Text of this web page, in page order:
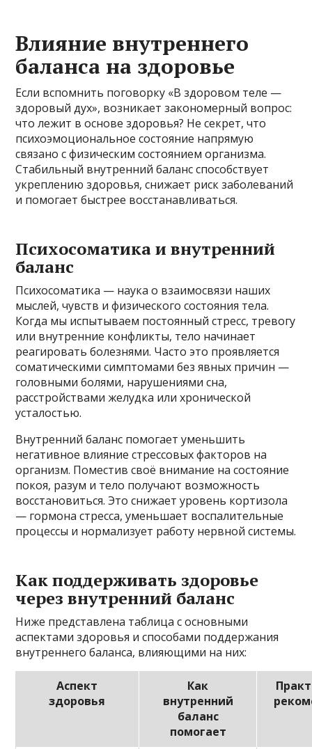
Влияние внутреннего
баланса на здоровье
Если вспомнить поговорку «В здоровом теле —
здоровый дух», возникает закономерный вопрос:
что лежит в основе здоровья? Не секрет, что
психоэмоциональное состояние напрямую
связано с физическим состоянием организма.
Стабильный внутренний баланс способствует
укреплению здоровья, снижает риск заболеваний
и помогает быстрее восстанавливаться.
Психосоматика и внутренний
баланс
Психосоматика — наука о взаимосвязи наших
мыслей, чувств и физического состояния тела.
Когда мы испытываем постоянный стресс, тревогу
или внутренние конфликты, тело начинает
реагировать болезнями. Часто это проявляется
соматическими симптомами без явных причин —
головными болями, нарушениями сна,
расстройствами желудка или хронической
усталостью.
Внутренний баланс помогает уменьшить
негативное влияние стрессовых факторов на
организм. Поместив своё внимание на состояние
покоя, разум и тело получают возможность
восстановиться. Это снижает уровень кортизола
— гормона стресса, уменьшает воспалительные
процессы и нормализует работу нервной системы.
Как поддерживать здоровье
через внутренний баланс
Ниже представлена таблица с основными
аспектами здоровья и способами поддержания
внутреннего баланса, влияющими на них:
Аспект
здоровья
Как
внутренний
баланс
помогает